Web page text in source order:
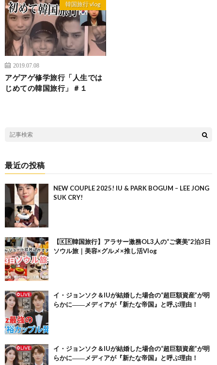
韓国旅行 vlog
2019.07.08
アゲアゲ修学旅行「人生では
じめての韓国旅行」＃１
最近の投稿
NEW COUPLE 2025! IU & PARK BOGUM – LEE JONG
SUK CRY!
【🇰🇷韓国旅行】アラサー激務OL3人の“ご褒美”2泊3日
ソウル旅｜美容×グルメ×推し活Vlog
イ・ジョンソク＆IUが結婚した場合の“超巨額資産”が明
らかに――メディアが『新たな帝国』と呼ぶ理由！
イ・ジョンソク＆IUが結婚した場合の“超巨額資産”が明
らかに――メディアが『新たな帝国』と呼ぶ理由！